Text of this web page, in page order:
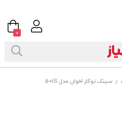
/ سینک توکار اخوان مدل 501S
0